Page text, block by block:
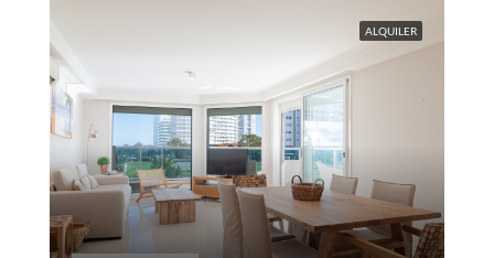
ALQUILER